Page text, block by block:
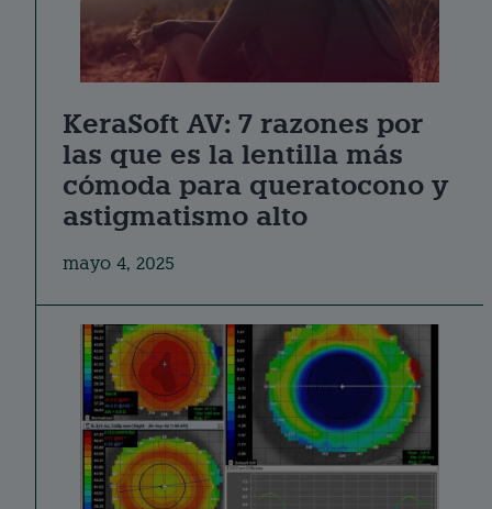
KeraSoft AV: 7 razones por
las que es la lentilla más
cómoda para queratocono y
astigmatismo alto
mayo 4, 2025